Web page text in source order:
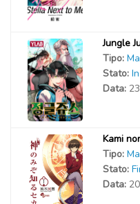
Jungle
Tipo:
Stato:
Data:
Kami
Tipo:
Stato:
Data: